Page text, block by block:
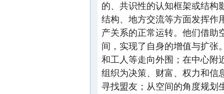
的、共识性的认知框架或结构
结构、地方交流等方面发挥作
产关系的正常运转。他们借助
间，实现了自身的增值与扩张
和工人等走向外围；在中心附
组织为决策、财富、权力和信
寻找盟友；从空间的角度规划